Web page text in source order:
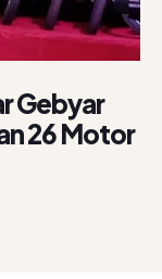
Gebyar
26 Motor